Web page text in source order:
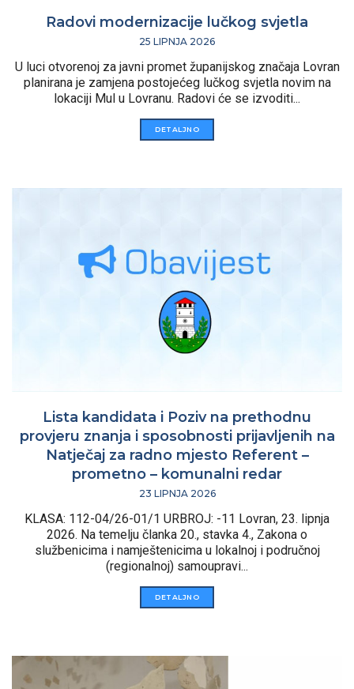
Radovi modernizacije lučkog svjetla
25 LIPNJA 2026
U luci otvorenoj za javni promet županijskog značaja Lovran
planirana je zamjena postojećeg lučkog svjetla novim na
lokaciji Mul u Lovranu. Radovi će se izvoditi...
DETALJNO
Lista kandidata i Poziv na prethodnu
provjeru znanja i sposobnosti prijavljenih na
Natječaj za radno mjesto Referent –
prometno – komunalni redar
23 LIPNJA 2026
KLASA: 112-04/26-01/1 URBROJ: -11 Lovran, 23. lipnja
2026. Na temelju članka 20., stavka 4., Zakona o
službenicima i namještenicima u lokalnoj i područnoj
(regionalnoj) samoupravi...
DETALJNO